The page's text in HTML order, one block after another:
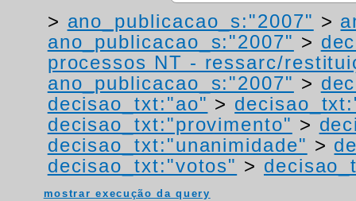
> ano_publicacao_s:"2007" >
ano_publicacao_s:"2007" >
processos NT - ressarc/
ano_publicacao_s:"2007" >
decisao_txt:"ao" >
decisao_txt:"provimento" >
decisao_txt:"unanimidade" >
decisao_txt:"votos" >
mostrar execução da query